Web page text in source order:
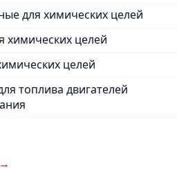
для химических целей
химических целей
целей
топлива двигателей